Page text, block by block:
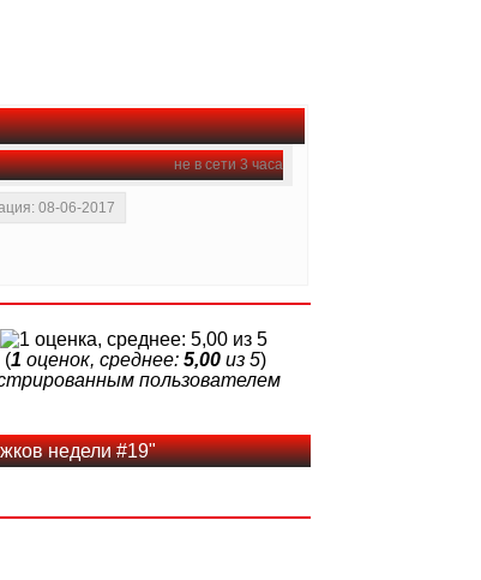
не в сети 3 часа
08-06-2017
(1 оценок, среднее: 5,00 из 5)
пользователем
недели #19"